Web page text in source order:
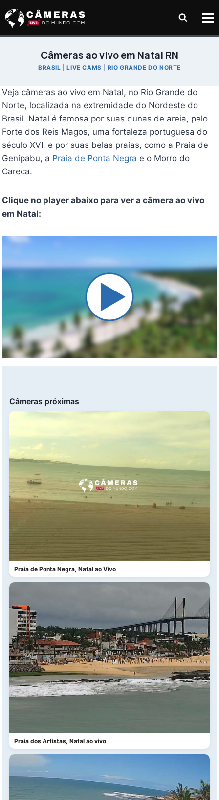
para
Câmeras ao vivo em Natal RN
BRASIL |LIVE CAMS RIO GRANDE DO NORTE
Veja câmeras ao vivo em Natal, no Rio Grande do
Norte, localizada na extremidade do Nordeste do
Brasil. Natal é famosa por suas dunas de areia, pelo
Forte dos Reis Magos, uma fortaleza portuguesa do
século XVI, e por suas belas praias, como a Praia de
Genipabu, a Praia de Ponta Negra e o Morro do
Careca.
Clique no player abaixo para ver a câmera ao vivo
em Natal:
Câmeras próximas
Praia de Ponta Negra, Natal ao Vivo
Praia dos Artistas, Natal ao vivo